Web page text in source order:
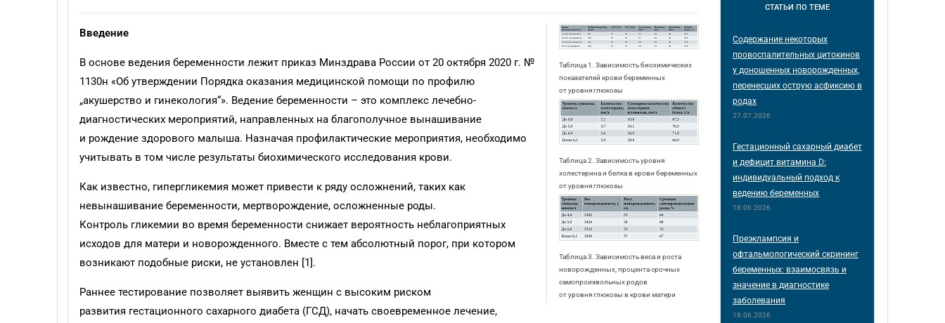
Таблица 1. Зависимость биохимических
показателей крови беременных
от уровня глюкозы
Таблица 2. Зависимость уровня
холестерина и белка в крови беременных
от уровня глюкозы
Таблица 3. Зависимость веса и роста
новорожденных, процента срочных
самопроизвольных родов
от уровня глюкозы в крови матери
Введение
В основе ведения беременности лежит приказ Минздрава России от 20 октября 2020 г. №
1130н «Об утверждении Порядка оказания медицинской помощи по профилю
„акушерство и гинекология“». Ведение беременности – это комплекс лечебно-
диагностических мероприятий, направленных на благополучное вынашивание
и рождение здорового малыша. Назначая профилактические мероприятия, необходимо
учитывать в том числе результаты биохимического исследования крови.
Как известно, гипергликемия может привести к ряду осложнений, таких как
невынашивание беременности, мертворождение, осложненные роды.
Контроль гликемии во время беременности снижает вероятность неблагоприятных
исходов для матери и новорожденного. Вместе с тем абсолютный порог, при котором
возникают подобные риски, не установлен [1].
Раннее тестирование позволяет выявить женщин с высоким риском
развития гестационного сахарного диабета (ГСД), начать своевременное лечение,
СТАТЬИ ПО ТЕМЕ
Содержание некоторых
провоспалительных цитокинов
у доношенных новорожденных,
перенесших острую асфиксию в
родах
27.07.2026
Гестационный сахарный диабет
и дефицит витамина D:
индивидуальный подход к
ведению беременных
18.06.2026
Преэклампсия и
офтальмологический скрининг
беременных: взаимосвязь и
значение в диагностике
заболевания
18.06.2026